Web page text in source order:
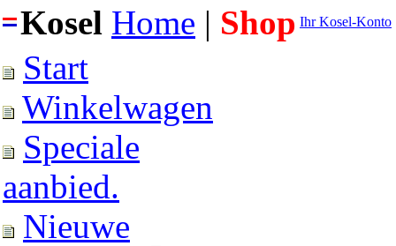
Kosel Home | Shop Ihr Kosel-Konto
Start
Winkelwagen
Speciale
aanbied.
Nieuwe